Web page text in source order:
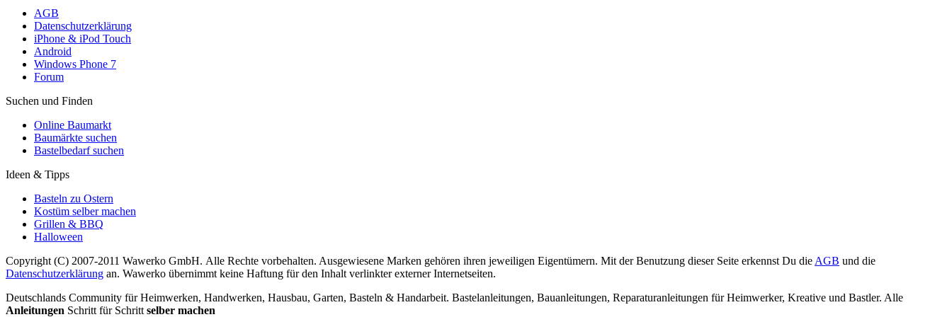
AGB
Datenschutzerklärung
iPhone & iPod Touch
Android
Windows Phone 7
Forum
Suchen und Finden
Online Baumarkt
Baumärkte suchen
Bastelbedarf suchen
Ideen & Tipps
Basteln zu Ostern
Kostüm selber machen
Grillen & BBQ
Halloween
Copyright (C) 2007-2011 Wawerko GmbH. Alle Rechte vorbehalten. Ausgewiesene Marken gehören ihren jeweiligen Eigentümern. Mit der Benutzung dieser Seite erkennst Du die AGB und die
Datenschutzerklärung an. Wawerko übernimmt keine Haftung für den Inhalt verlinkter externer Internetseiten.
Deutschlands Community für Heimwerken, Handwerken, Hausbau, Garten, Basteln & Handarbeit. Bastelanleitungen, Bauanleitungen, Reparaturanleitungen für Heimwerker, Kreative und Bastler. Alle
Anleitungen Schritt für Schritt selber machen